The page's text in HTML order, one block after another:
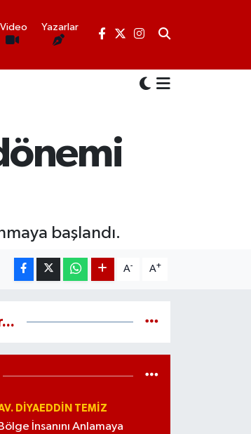
Video Yazarlar
başlandı.
A- A+
DIYAEDDIN TEMIZ
Bölge İnsanını Anlamaya